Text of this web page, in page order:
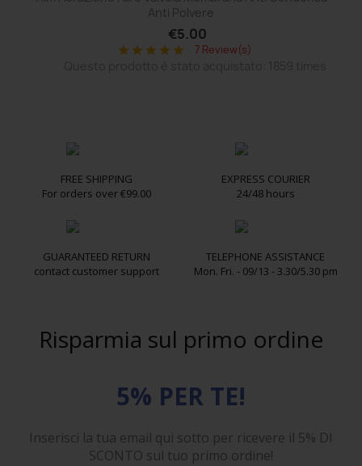
Anti Polvere
€5.00
star star star star star 7 Review(s)
FREE SHIPPING
For orders over €99.00
EXPRESS COURIER
24/48 hours
GUARANTEED RETURN
contact customer support
TELEPHONE ASSISTANCE
Mon. Fri. - 09/13 - 3.30/5.30 pm
Risparmia sul primo ordine
5% PER TE!
Inserisci la tua email qui sotto per ricevere il 5% DI
SCONTO sul tuo primo ordine!